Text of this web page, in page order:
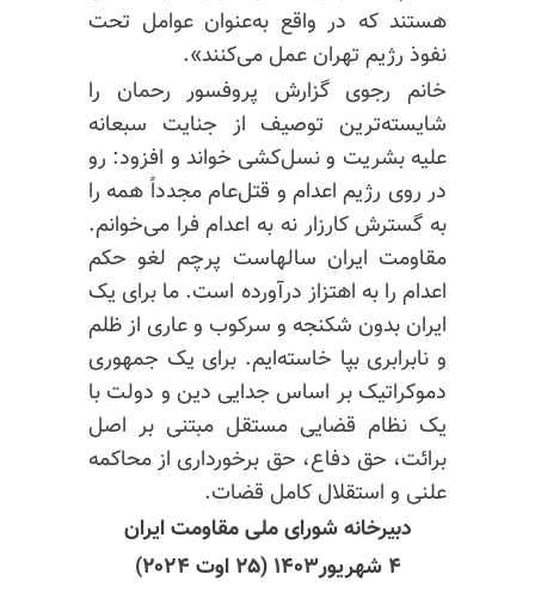
هستند که در واقع به‌عنوان عوامل تحت
نفوذ رژیم تهران عمل می‌کنند».
خانم رجوی گزارش پروفسور رحمان را
شایسته‌ترین توصیف از جنایت سبعانه
علیه بشریت و نسل‌کشی خواند و افزود: رو
در روی رژیم اعدام و قتل‌عام مجدداً همه را
به گسترش کارزار نه به اعدام فرا می‌خوانم.
مقاومت ایران سالهاست پرچم لغو حکم
اعدام را به اهتزاز درآورده است. ما برای یک
ایران بدون شکنجه و سرکوب و عاری از ظلم
و نابرابری بپا خاسته‌ایم. برای یک جمهوری
دموکراتیک بر اساس جدایی دین و دولت با
یک نظام قضایی مستقل مبتنی بر اصل
برائت، حق دفاع، حق برخورداری از محاکمه
علنی و استقلال کامل قضات.
دبیرخانه شورای ملی مقاومت ایران
۴ شهریور۱۴۰۳ (۲۵ اوت ۲۰۲۴)